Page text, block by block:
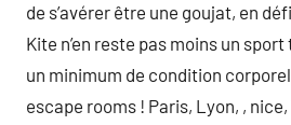
de s’avérer être une goujat, en
Kite n’en reste pas moins un
un minimum de condition
escape rooms ! Paris, Lyon, ,